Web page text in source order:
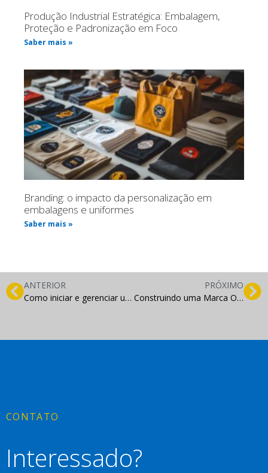
Produção Industrial Estratégica: Embalagem,
Proteção e Padronização em Foco
Saber mais »
Branding: o impacto da personalização em
embalagens e uniformes
Saber mais »
ANTERIOR
Como iniciar e gerenciar um empreendimento digital de sucesso?
PRÓXIMO
Construindo uma Marca Online: Estratégias de Marketing para Destacar-se na Web
CONTATO
Interessado?